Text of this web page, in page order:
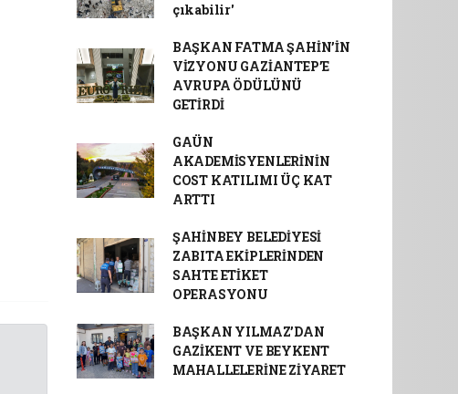
çıkabilir'
BAŞKAN FATMA ŞAHİN’İN
VİZYONU GAZİANTEP’E
AVRUPA ÖDÜLÜNÜ
GETİRDİ
GAÜN
AKADEMİSYENLERİNİN
COST KATILIMI ÜÇ KAT
ARTTI
ŞAHİNBEY BELEDİYESİ
ZABITA EKİPLERİNDEN
SAHTE ETİKET
OPERASYONU
BAŞKAN YILMAZ’DAN
GAZİKENT VE BEYKENT
MAHALLELERİNE ZİYARET